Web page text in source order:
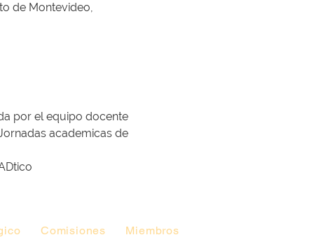
de Montevideo,
por el equipo docente
academicas de
Comisiones Miembros